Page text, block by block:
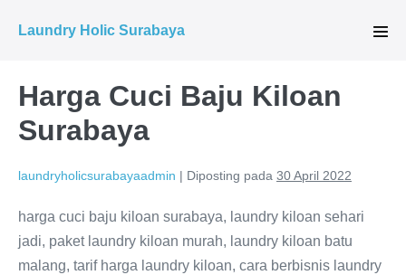
Laundry Holic Surabaya
Harga Cuci Baju Kiloan
Surabaya
laundryholicsurabayaadmin | Diposting pada 30 April 2022
harga cuci baju kiloan surabaya, laundry kiloan sehari
jadi, paket laundry kiloan murah, laundry kiloan batu
malang, tarif harga laundry kiloan, cara berbisnis laundry